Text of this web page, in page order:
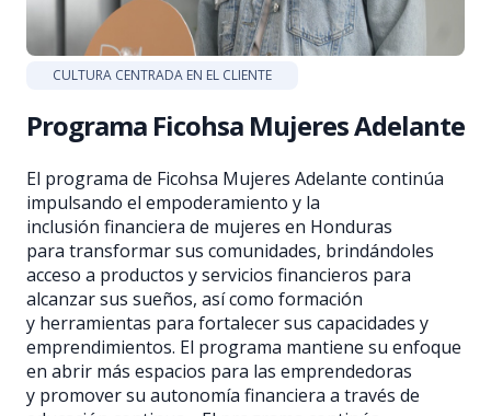
CULTURA CENTRADA EN EL CLIENTE
Programa Ficohsa Mujeres Adelante
El programa de Ficohsa Mujeres Adelante continúa
impulsando el empoderamiento y la
inclusión financiera de mujeres en Honduras
para transformar sus comunidades, brindándoles
acceso a productos y servicios financieros para
alcanzar sus sueños, así como formación
y herramientas para fortalecer sus capacidades y
emprendimientos. El programa mantiene su enfoque
en abrir más espacios para las emprendedoras
y promover su autonomía financiera a través de